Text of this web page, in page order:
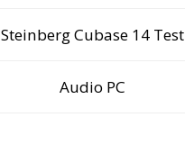
Steinberg Cubase 14 Test
Audio PC